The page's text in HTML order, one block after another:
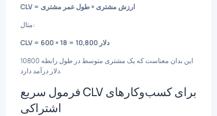
CLV = ارزش مشتری × طول عمر مشتری
مثال:
CLV = 600 × 18 = 10,800 دلار
این بدان معناست که یک مشتری متوسط در طول رابطه 10800
دلار درآمد دارد.
فرمول سریع CLV برای کسب‌وکارهای
اشتراکی